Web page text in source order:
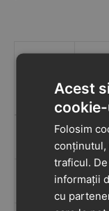
9–12
luni
luni
Acest
Folosim
conținutul,
traficul.
informații
cu